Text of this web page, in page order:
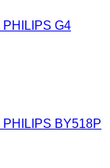
G4
BY518P